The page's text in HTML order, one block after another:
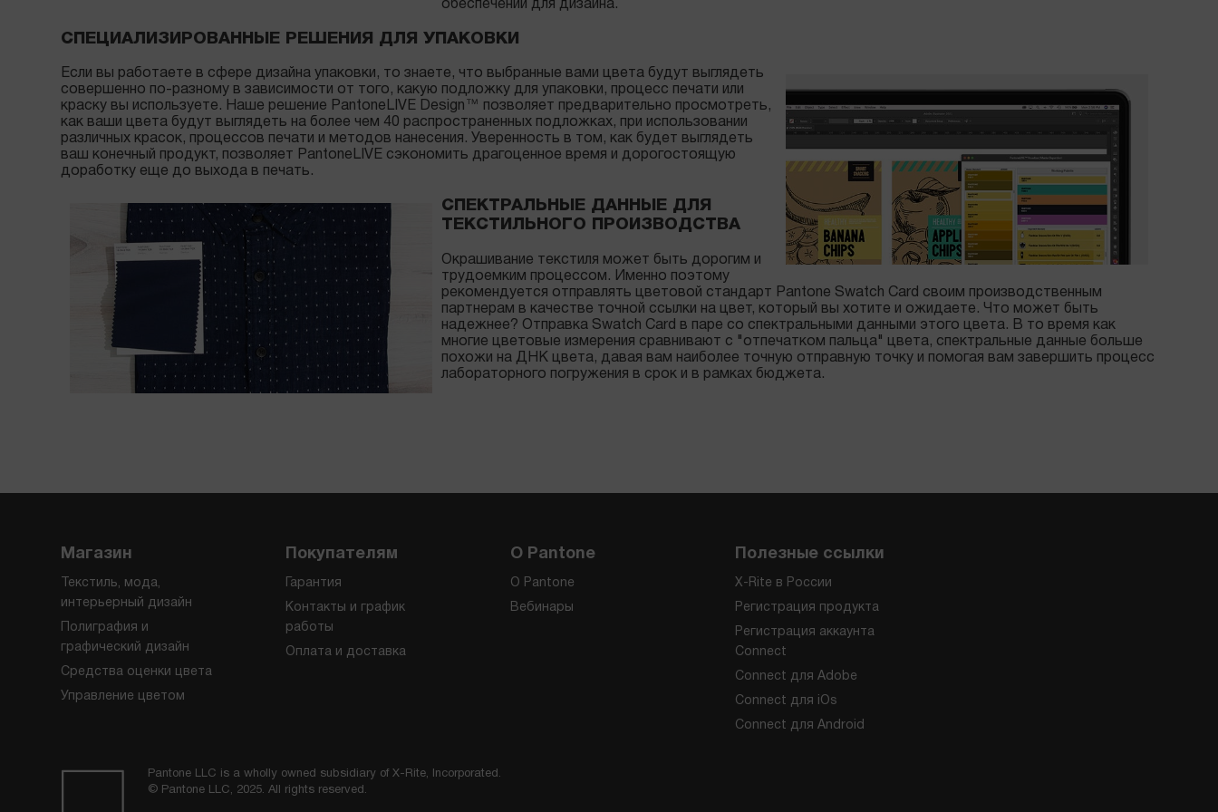
обеспечении для дизайна.
СПЕЦИАЛИЗИРОВАННЫЕ РЕШЕНИЯ ДЛЯ УПАКОВКИ
Если вы работаете в сфере дизайна упаковки, то знаете, что выбранные вами цвета будут выглядеть
совершенно по-разному в зависимости от того, какую подложку для упаковки, процесс печати или
краску вы используете. Наше решение PantoneLIVE Design™ позволяет предварительно просмотреть,
как ваши цвета будут выглядеть на более чем 40 распространенных подложках, при использовании
различных красок, процессов печати и методов нанесения. Уверенность в том, как будет выглядеть
ваш конечный продукт, позволяет PantoneLIVE сэкономить драгоценное время и дорогостоящую
доработку еще до выхода в печать.
СПЕКТРАЛЬНЫЕ ДАННЫЕ ДЛЯ
ТЕКСТИЛЬНОГО ПРОИЗВОДСТВА
Окрашивание текстиля может быть дорогим и
трудоемким процессом. Именно поэтому
рекомендуется отправлять цветовой стандарт Pantone Swatch Card своим производственным
партнерам в качестве точной ссылки на цвет, который вы хотите и ожидаете. Что может быть
надежнее? Отправка Swatch Card в паре со спектральными данными этого цвета. В то время как
многие цветовые измерения сравнивают с "отпечатком пальца" цвета, спектральные данные больше
похожи на ДНК цвета, давая вам наиболее точную отправную точку и помогая вам завершить процесс
лабораторного погружения в срок и в рамках бюджета.
Магазин
Текстиль, мода,
интерьерный дизайн
Полиграфия и
графический дизайн
Средства оценки цвета
Управление цветом
Покупателям
Гарантия
Контакты и график
работы
Оплата и доставка
О Pantone
О Pantone
Вебинары
Полезные ссылки
X-Rite в России
Регистрация продукта
Регистрация аккаунта
Connect
Connect для Adobe
Connect для iOs
Connect для Android
Pantone LLC is a wholly owned subsidiary of X-Rite, Incorporated.
© Pantone LLC, 2025. All rights reserved.